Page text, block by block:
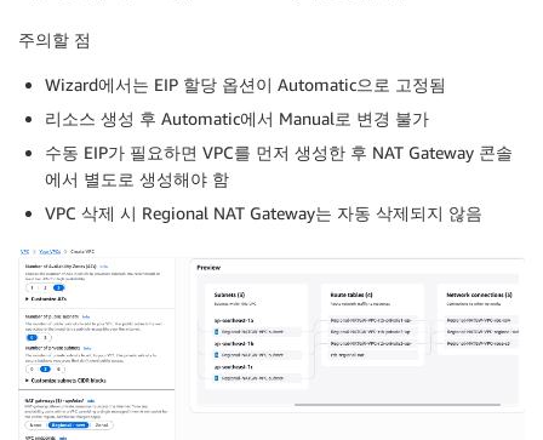
주의할 점
Wizard에서는 EIP 할당 옵션이 Automatic으로 고정됨
리소스 생성 후 Automatic에서 Manual로 변경 불가
수동 EIP가 필요하면 VPC를 먼저 생성한 후 NAT Gateway 콘솔
에서 별도로 생성해야 함
VPC 삭제 시 Regional NAT Gateway는 자동 삭제되지 않음